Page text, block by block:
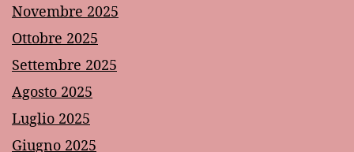
Novembre 2025
Ottobre 2025
Settembre 2025
Agosto 2025
Luglio 2025
Giugno 2025